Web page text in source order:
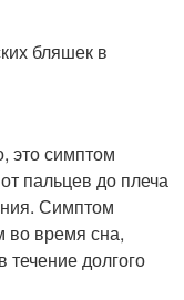
бляшек в
это симптом
пальцев до плеча
Симптом
во время сна,
течение долгого